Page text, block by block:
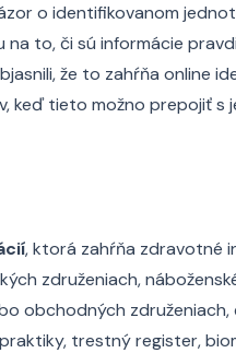
o identifikovanom
to, či sú informácie
že to zahŕňa online
keď tieto možno prepojiť
, ktorá zahŕňa zdravotné
združeniach,
obchodných
trestný register,